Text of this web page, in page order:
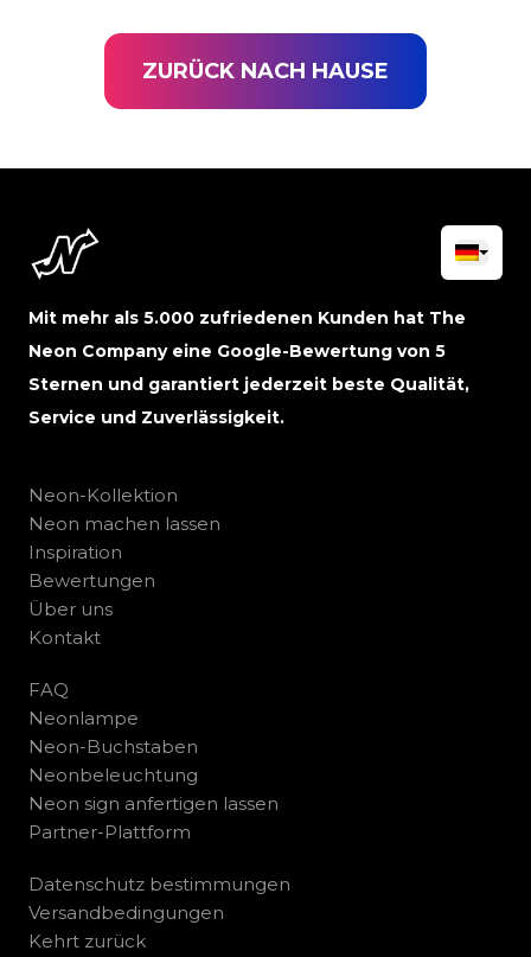
ZURÜCK NACH HAUSE
Mit mehr als 5.000 zufriedenen Kunden hat The
Neon Company eine Google-Bewertung von 5
Sternen und garantiert jederzeit beste Qualität,
Service und Zuverlässigkeit.
Neon-Kollektion
Neon machen lassen
Inspiration
Bewertungen
Über uns
Kontakt
FAQ
Neonlampe
Neon-Buchstaben
Neonbeleuchtung
Neon sign anfertigen lassen
Partner-Plattform
Datenschutz bestimmungen
Versandbedingungen
Kehrt zurück